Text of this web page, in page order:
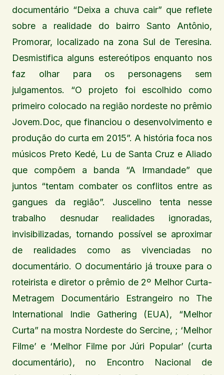
documentário “Deixa a chuva cair” que reflete
sobre a realidade do bairro Santo Antônio,
Promorar, localizado na zona Sul de Teresina.
Desmistifica alguns estereótipos enquanto nos
faz olhar para os personagens sem
julgamentos. “O projeto foi escolhido como
primeiro colocado na região nordeste no prêmio
Jovem.Doc, que financiou o desenvolvimento e
produção do curta em 2015”. A história foca nos
músicos Preto Kedé, Lu de Santa Cruz e Aliado
que compõem a banda “A Irmandade” que
juntos “tentam combater os conflitos entre as
gangues da região”. Juscelino tenta nesse
trabalho desnudar realidades ignoradas,
invisibilizadas, tornando possível se aproximar
de realidades como as vivenciadas no
documentário. O documentário já trouxe para o
roteirista e diretor o prêmio de 2º Melhor Curta-
Metragem Documentário Estrangeiro no The
International Indie Gathering (EUA), “Melhor
Curta” na mostra Nordeste do Sercine, ; ‘Melhor
Filme’ e ‘Melhor Filme por Júri Popular’ (curta
documentário), no Encontro Nacional de